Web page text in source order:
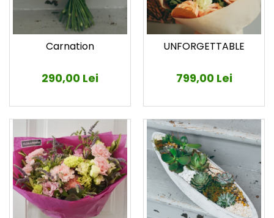
Carnation
290,00 Lei
UNFORGETTABLE
799,00 Lei